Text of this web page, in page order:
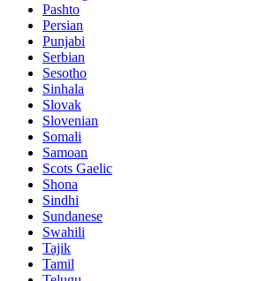
Pashto
Persian
Punjabi
Serbian
Sesotho
Sinhala
Slovak
Slovenian
Somali
Samoan
Scots Gaelic
Shona
Sindhi
Sundanese
Swahili
Tajik
Tamil